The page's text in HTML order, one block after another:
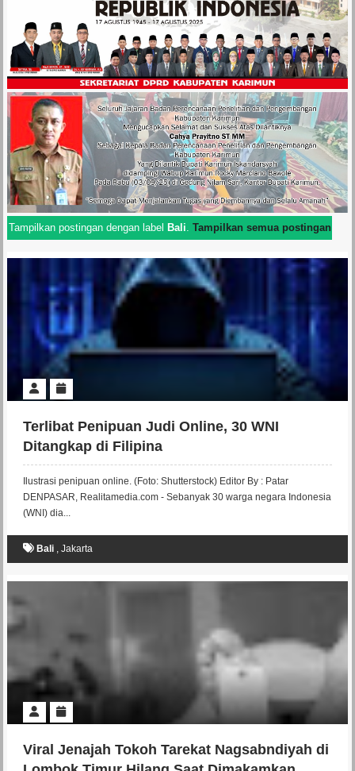
Tampilkan postingan dengan label Bali. Tampilkan semua postingan
Terlibat Penipuan Judi Online, 30 WNI
Ditangkap di Filipina
Ilustrasi penipuan online. (Foto: Shutterstock) Editor By : Patar
DENPASAR, Realitamedia.com - Sebanyak 30 warga negara Indonesia
(WNI) dia...
Bali, Jakarta
Viral Jenajah Tokoh Tarekat Nagsabndiyah di